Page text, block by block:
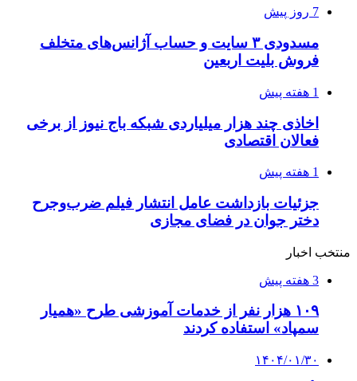
7 روز پیش
مسدودی ۳ سایت و حساب آژانس‌های متخلف
فروش بلیت اربعین
1 هفته پیش
اخاذی چند هزار میلیاردی شبکه باج نیوز از برخی
فعالان اقتصادی
1 هفته پیش
جزئیات بازداشت عامل انتشار فیلم ضرب‌وجرح
دختر جوان در فضای مجازی
منتخب اخبار
3 هفته پیش
۱۰۹ هزار نفر از خدمات آموزشی طرح «همیار
سمپاد» استفاده کردند
۱۴۰۴/۰۱/۳۰